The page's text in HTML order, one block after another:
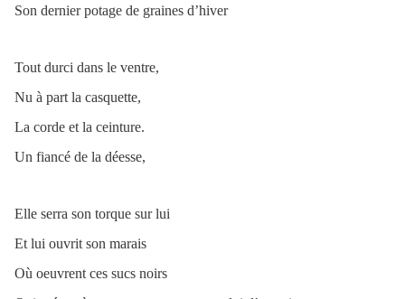
Son dernier potage de graines d’hiver
Tout durci dans le ventre,
Nu à part la casquette,
La corde et la ceinture.
Un fiancé de la déesse,
Elle serra son torque sur lui
Et lui ouvrit son marais
Où oeuvrent ces sucs noirs